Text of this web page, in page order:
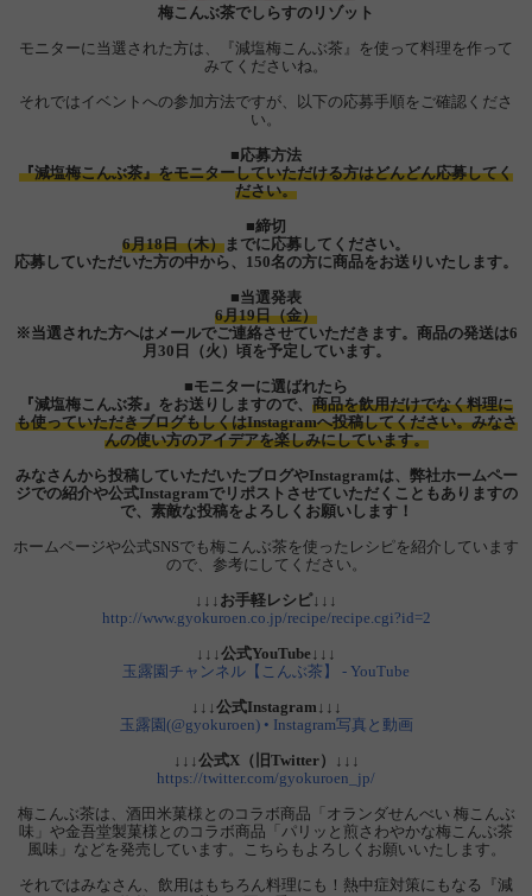
梅こんぶ茶でしらすのリゾット
モニターに当選された方は、『減塩梅こんぶ茶』を使って料理を作って
みてくださいね。
それではイベントへの参加方法ですが、以下の応募手順をご確認くださ
い。
■応募方法
『減塩梅こんぶ茶』をモニターしていただける方はどんどん応募してく
ださい。
■締切
6月18日（木）までに応募してください。
応募していただいた方の中から、150名の方に商品をお送りいたします。
■当選発表
6月19日（金）
※当選された方へはメールでご連絡させていただきます。商品の発送は6
月30日（火）頃を予定しています。
■モニターに選ばれたら
『減塩梅こんぶ茶』をお送りしますので、 商品を飲用だけでなく料理に
も使っていただきブログもしくはInstagramへ投稿してください。みなさ
んの使い方のアイデアを楽しみにしています。
みなさんから投稿していただいたブログやInstagramは、弊社ホームペー
ジでの紹介や公式Instagramでリポストさせていただくこともありますの
で、素敵な投稿をよろしくお願いします！
ホームページや公式SNSでも梅こんぶ茶を使ったレシピを紹介しています
ので、参考にしてください。
↓↓↓お手軽レシピ↓↓↓
http://www.gyokuroen.co.jp/recipe/recipe.cgi?id=2
↓↓↓公式YouTube↓↓↓
玉露園チャンネル【こんぶ茶】 - YouTube
↓↓↓公式Instagram↓↓↓
玉露園(@gyokuroen) • Instagram写真と動画
↓↓↓公式X（旧Twitter）↓↓↓
https://twitter.com/gyokuroen_jp/
梅こんぶ茶は、酒田米菓様とのコラボ商品「オランダせんべい 梅こんぶ
味」や金吾堂製菓様とのコラボ商品「パリッと煎さわやかな梅こんぶ茶
風味」などを発売しています。こちらもよろしくお願いいたします。
それではみなさん、飲用はもちろん料理にも！熱中症対策にもなる『減